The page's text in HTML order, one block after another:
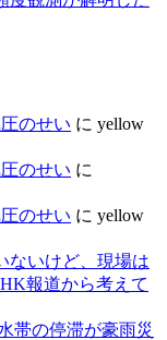
のせい に yellow
のせい に
のせい に yellow
ないけど、現場は
報道から考えて
帯の停滞が豪雨災